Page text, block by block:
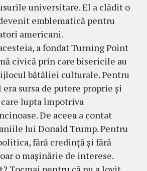
universitare. El a clădit o
emblematică pentru
americani.
a fondat Turning Point
civică prin care bisericile au
bătăliei culturale. Pentru
sursa de putere proprie și
lupta împotriva
De aceea a contat
lui Donald Trump. Pentru
fără credință și fără
o mașinărie de interese.